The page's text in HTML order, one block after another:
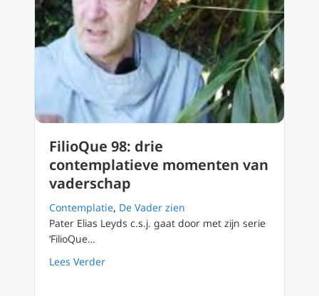
FilioQue 98: drie
contemplatieve momenten van
vaderschap
Contemplatie, De Vader zien
Pater Elias Leyds c.s.j. gaat door met zijn serie
‘FilioQue…
Lees Verderabout FilioQue 98: drie contemplatieve